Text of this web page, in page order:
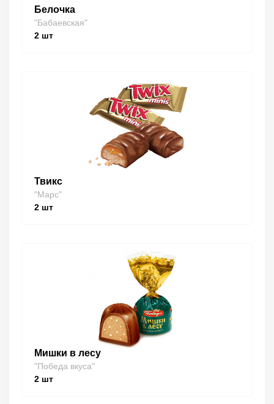
Белочка
"Бабаевская"
2 шт
Твикс
"Марс"
2 шт
Мишки в лесу
"Победа вкуса"
2 шт